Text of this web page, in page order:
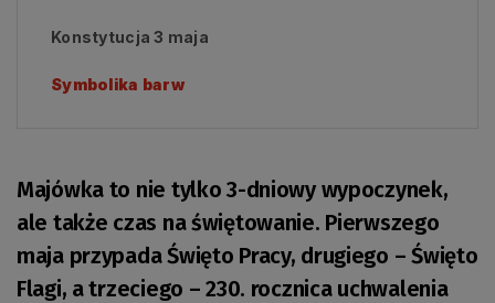
Konstytucja 3 maja
Symbolika barw
Majówka to nie tylko 3-dniowy wypoczynek,
ale także czas na świętowanie. Pierwszego
maja przypada Święto Pracy, drugiego – Święto
Flagi, a trzeciego – 230. rocznica uchwalenia